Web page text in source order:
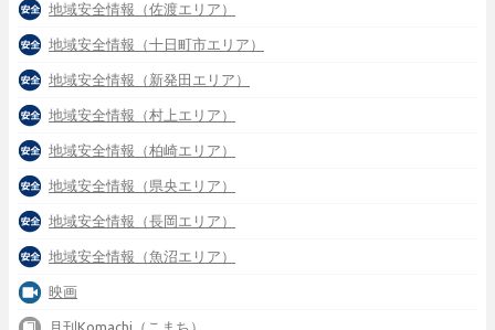
地域安全情報（佐渡エリア）
地域安全情報（十日町市エリア）
地域安全情報（新発田エリア）
地域安全情報（村上エリア）
地域安全情報（柏崎エリア）
地域安全情報（県央エリア）
地域安全情報（長岡エリア）
地域安全情報（魚沼エリア）
映画
月刊Komachi（こまち）